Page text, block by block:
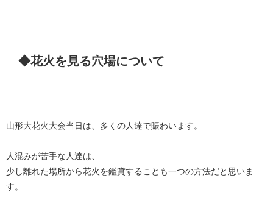
◆花火を見る穴場について
山形大花火大会当日は、多くの人達で賑わいます。
人混みが苦手な人達は、
少し離れた場所から花火を鑑賞することも一つの方法だと思いま
す。